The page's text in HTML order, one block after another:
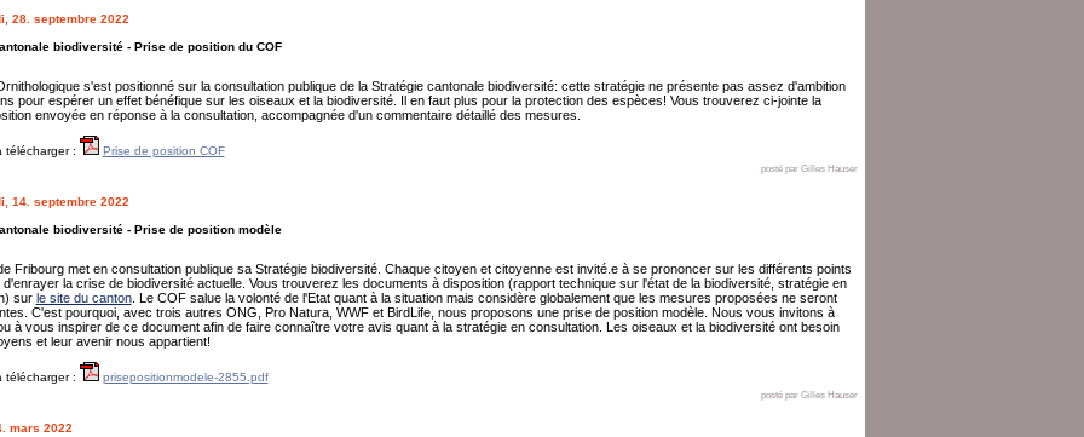
28. septembre 2022
biodiversité - Prise de position du COF
s'est positionné sur la consultation publique de la Stratégie cantonale biodiversité: cette stratégie ne présente pas assez d'ambition
pour espérer un effet bénéfique sur les oiseaux et la biodiversité. Il en faut plus pour la protection des espèces! Vous trouverez ci-jointe la
envoyée en réponse à la consultation, accompagnée d'un commentaire détaillé des mesures.
télécharger : Prise de position COF
posté par Gilles Hauser
14. septembre 2022
biodiversité - Prise de position modèle
Fribourg met en consultation publique sa Stratégie biodiversité. Chaque citoyen et citoyenne est invité.e à se prononcer sur les différents points
la crise de biodiversité actuelle. Vous trouverez les documents à disposition (rapport technique sur l'état de la biodiversité, stratégie en
sur le site du canton. Le COF salue la volonté de l'Etat quant à la situation mais considère globalement que les mesures proposées ne seront
C'est pourquoi, avec trois autres ONG, Pro Natura, WWF et BirdLife, nous proposons une prise de position modèle. Nous vous invitons à
à vous inspirer de ce document afin de faire connaître votre avis quant à la stratégie en consultation. Les oiseaux et la biodiversité ont besoin
et leur avenir nous appartient!
télécharger : prisepositionmodele-2855.pdf
posté par Gilles Hauser
mars 2022